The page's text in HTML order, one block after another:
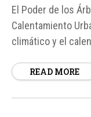
El Poder de los
Calentamiento
climático y el
herramienta
READ MORE